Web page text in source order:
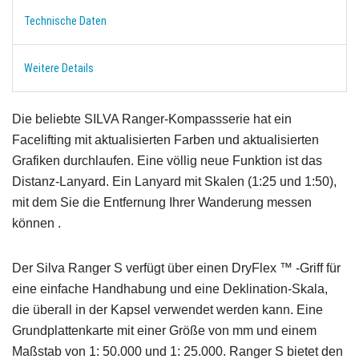
Technische Daten
Weitere Details
Die beliebte SILVA Ranger-Kompassserie hat ein
Facelifting mit aktualisierten Farben und aktualisierten
Grafiken durchlaufen. Eine völlig neue Funktion ist das
Distanz-Lanyard. Ein Lanyard mit Skalen (1:25 und 1:50),
mit dem Sie die Entfernung Ihrer Wanderung messen
können .
Der Silva Ranger S verfügt über einen DryFlex ™ -Griff für
eine einfache Handhabung und eine Deklination-Skala,
die überall in der Kapsel verwendet werden kann. Eine
Grundplattenkarte mit einer Größe von mm und einem
Maßstab von 1: 50.000 und 1: 25.000. Ranger S bietet den